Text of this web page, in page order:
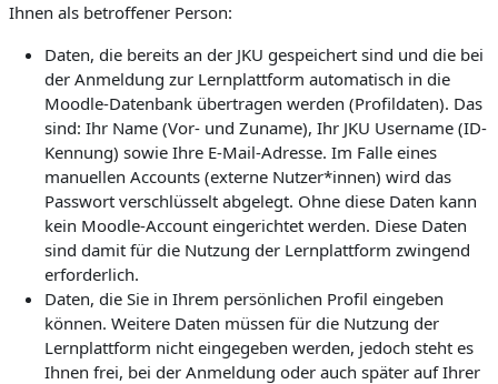
Ihnen als betroffener Person:
Daten, die bereits an der JKU gespeichert sind und die bei
der Anmeldung zur Lernplattform automatisch in die
Moodle-Datenbank übertragen werden (Profildaten). Das
sind: Ihr Name (Vor- und Zuname), Ihr JKU Username (ID-
Kennung) sowie Ihre E-Mail-Adresse. Im Falle eines
manuellen Accounts (externe Nutzer*innen) wird das
Passwort verschlüsselt abgelegt. Ohne diese Daten kann
kein Moodle-Account eingerichtet werden. Diese Daten
sind damit für die Nutzung der Lernplattform zwingend
erforderlich.
Daten, die Sie in Ihrem persönlichen Profil eingeben
können. Weitere Daten müssen für die Nutzung der
Lernplattform nicht eingegeben werden, jedoch steht es
Ihnen frei, bei der Anmeldung oder auch später auf Ihrer